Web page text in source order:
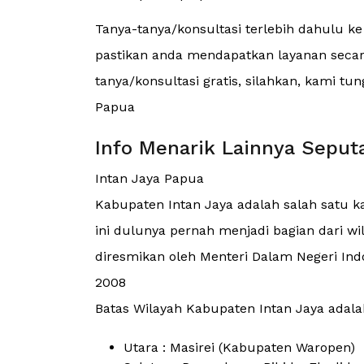
Tanya-tanya/konsultasi terlebih dahulu
pastikan anda mendapatkan layanan
tanya/konsultasi gratis, silahkan, kami
Papua
Info Menarik Lainnya
Intan Jaya Papua
Kabupaten Intan Jaya adalah salah satu
ini dulunya pernah menjadi bagian dari
diresmikan oleh Menteri Dalam Negeri
2008
Batas Wilayah Kabupaten Intan Jaya
Utara : Masirei (Kabupaten Waropen)